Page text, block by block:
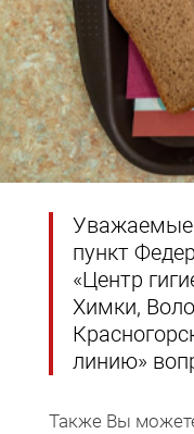
Уважаемые
пункт
«Центр
Химки,
линию»
Также Вы